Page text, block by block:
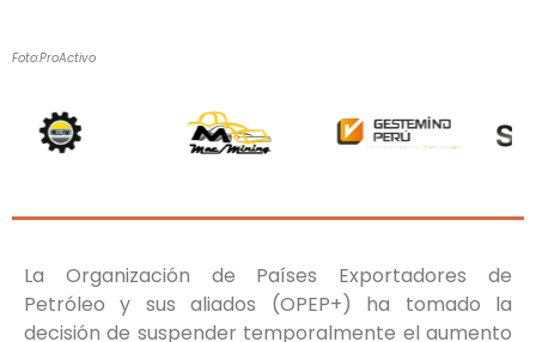
Foto:ProActivo
La Organización de Países Exportadores de
Petróleo y sus aliados (OPEP+) ha tomado la
decisión de suspender temporalmente el aumento